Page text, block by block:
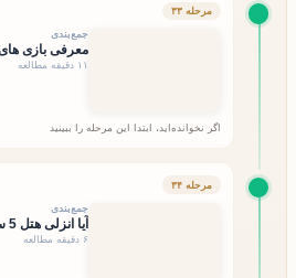
مرحله ۳۳
جمع‌بندی
معرفی بازی های
۱۱ دقیقه مطالعه
اگر نخوانده‌اید، ابتدا این مرحله را ببینید
مرحله ۳۴
جمع‌بندی
آیا انزلی هتل 5 ستاره دارد؟
۶ دقیقه مطالعه